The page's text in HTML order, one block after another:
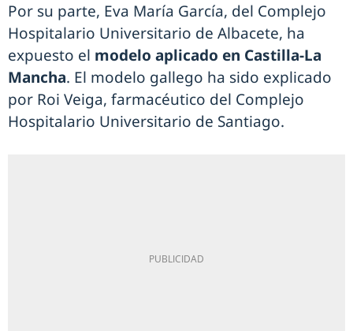
Por su parte, Eva María García, del Complejo
Hospitalario Universitario de Albacete, ha
expuesto el modelo aplicado en Castilla-La
Mancha. El modelo gallego ha sido explicado
por Roi Veiga, farmacéutico del Complejo
Hospitalario Universitario de Santiago.